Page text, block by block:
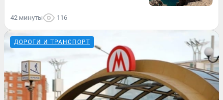
42 минуты 116
ДОРОГИ И ТРАНСПОРТ